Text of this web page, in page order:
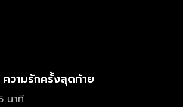
วามรักครั้งสุดท้าย
นาที